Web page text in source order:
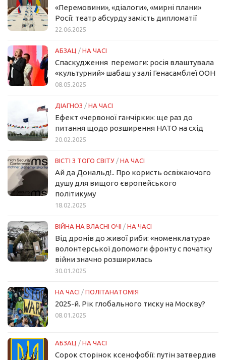
«Перемовини», «діалоги», «мирні плани»
Росії: театр абсурду замість дипломатії
22.06.2025
АБЗАЦ / НА ЧАСІ
Спаскудження перемоги: росія влаштувала
«культурний» шабаш у залі Генасамблеї ООН
08.05.2025
ДІАГНОЗ / НА ЧАСІ
Ефект «червоної ганчірки»: ще раз до
питання щодо розширення НАТО на схід
20.02.2025
ВІСТІ З ТОГО СВІТУ / НА ЧАСІ
Ай да Дональд!.. Про користь освіжаючого
душу для вищого європейського
політикуму
18.02.2025
ВІЙНА НА ВЛАСНІ ОЧІ / НА ЧАСІ
Від дронів до живої риби: «номенклатура»
волонтерської допомоги фронту с початку
війни значно розширилась
30.01.2025
НА ЧАСІ / ПОЛІТАНАТОМІЯ
2025-й. Рік глобального тиску на Москву?
08.01.2025
АБЗАЦ / НА ЧАСІ
Сорок сторінок ксенофобії: путін затвердив